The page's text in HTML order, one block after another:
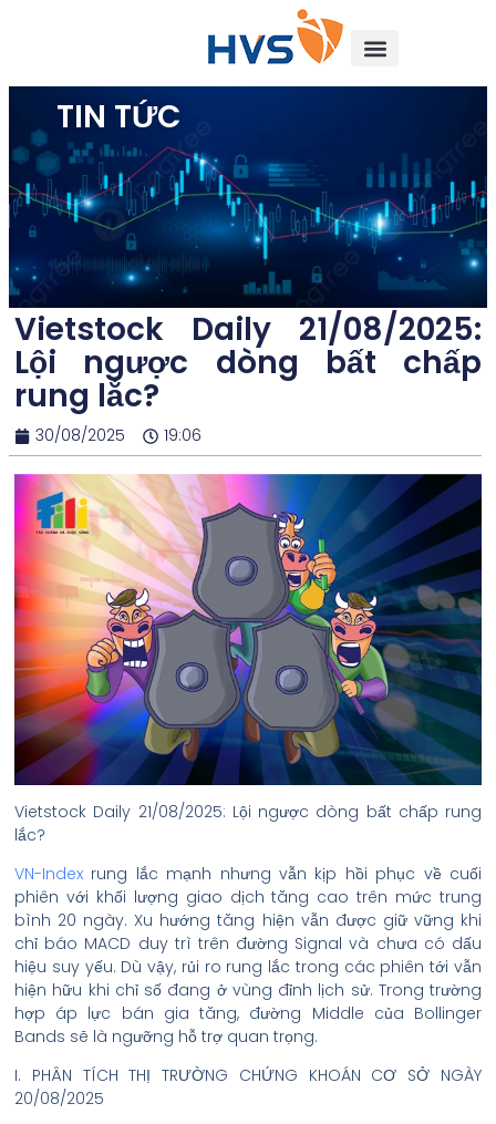
TIN TỨC
Vietstock Daily 21/08/2025:
Lội ngược dòng bất chấp
rung lắc?
30/08/2025 19:06
Vietstock Daily 21/08/2025: Lội ngược dòng bất chấp rung
lắc?
VN-Index rung lắc mạnh nhưng vẫn kịp hồi phục về cuối
phiên với khối lượng giao dịch tăng cao trên mức trung
bình 20 ngày. Xu hướng tăng hiện vẫn được giữ vững khi
chỉ báo MACD duy trì trên đường Signal và chưa có dấu
hiệu suy yếu. Dù vậy, rủi ro rung lắc trong các phiên tới vẫn
hiện hữu khi chỉ số đang ở vùng đỉnh lịch sử. Trong trường
hợp áp lực bán gia tăng, đường Middle của Bollinger
Bands sẽ là ngưỡng hỗ trợ quan trọng.
I. PHÂN TÍCH THỊ TRƯỜNG CHỨNG KHOÁN CƠ SỞ NGÀY
20/08/2025